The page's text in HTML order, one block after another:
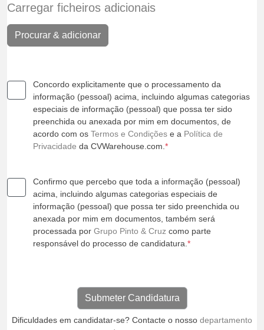
Carregar ficheiros adicionais
Procurar & adicionar
Concordo explicitamente que o processamento da
informação (pessoal) acima, incluindo algumas categorias
especiais de informação (pessoal) que possa ter sido
preenchida ou anexada por mim em documentos, de
acordo com os Termos e Condições e a Política de
Privacidade da CVWarehouse.com. *
Confirmo que percebo que toda a informação (pessoal)
acima, incluindo algumas categorias especiais de
informação (pessoal) que possa ter sido preenchida ou
anexada por mim em documentos, também será
processada por Grupo Pinto & Cruz como parte
responsável do processo de candidatura. *
Dificuldades em candidatar-se? Contacte o nosso departamento